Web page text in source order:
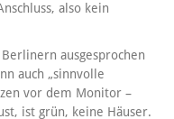
also kein
ausgesprochen
auch „sinnvolle
vor dem Monitor –
ist grün, keine Häuser.